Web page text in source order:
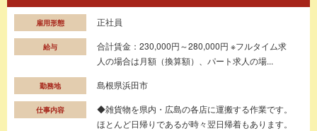
雇用形態 正社員
給与
合計賃金：230,000円～280,000円 ※フルタイム求
人の場合は月額（換算額）、パート求人の場...
勤務地 島根県浜田市
仕事内容
◆雑貨物を県内・広島の各店に運搬する作業です。
ほとんど日帰りであるが時々翌日帰着もあります。